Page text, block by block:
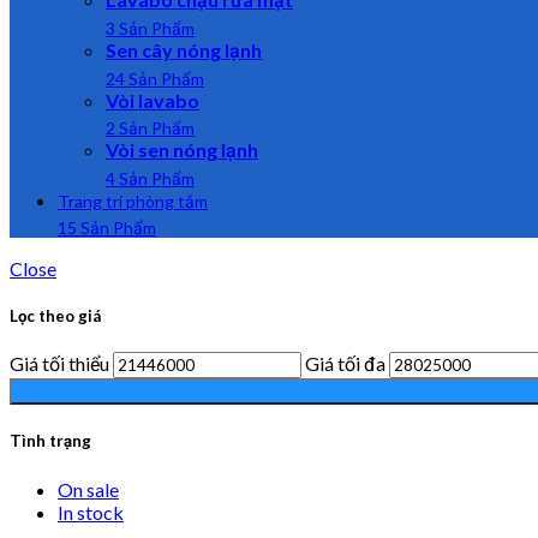
3 Sản Phẩm
Sen cây nóng lạnh
24 Sản Phẩm
Vòi lavabo
2 Sản Phẩm
Vòi sen nóng lạnh
4 Sản Phẩm
Trang trí phòng tắm
15 Sản Phẩm
Close
Lọc theo giá
Giá tối thiểu Giá tối đa
Tình trạng
On sale
In stock